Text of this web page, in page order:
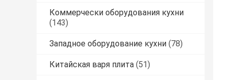
Коммерчески оборудования кухни
(143)
Западное оборудование кухни (78)
Китайская варя плита (51)